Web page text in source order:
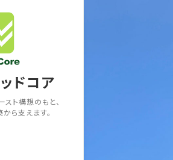
ドコア
ト構想のもと、
ら支えます。